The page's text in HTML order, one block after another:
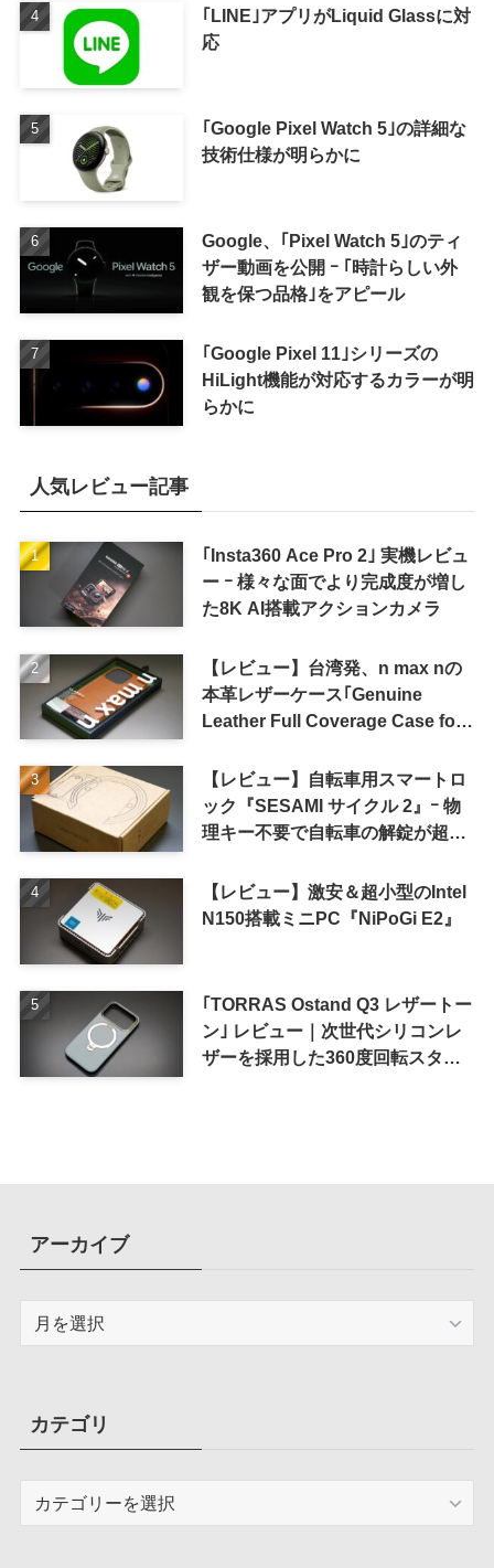
｢LINE｣アプリがLiquid Glassに対
応
｢Google Pixel Watch 5｣の詳細な
技術仕様が明らかに
Google、｢Pixel Watch 5｣のティ
ザー動画を公開 ｰ ｢時計らしい外
観を保つ品格｣をアピール
｢Google Pixel 11｣シリーズの
HiLight機能が対応するカラーが明
らかに
人気レビュー記事
｢Insta360 Ace Pro 2｣ 実機レビュ
ー ｰ 様々な面でより完成度が増し
た8K AI搭載アクションカメラ
【レビュー】台湾発、n max nの
本革レザーケース｢Genuine
Leather Full Coverage Case for
【レビュー】自転車用スマートロ
ック『SESAMI サイクル 2』ｰ 物
理キー不要で自転車の解錠が超簡
【レビュー】激安＆超小型のIntel
N150搭載ミニPC『NiPoGi E2』
｢TORRAS Ostand Q3 レザートー
ン｣ レビュー｜次世代シリコンレ
ザーを採用した360度回転スタン
アーカイブ
ブカテゴリ